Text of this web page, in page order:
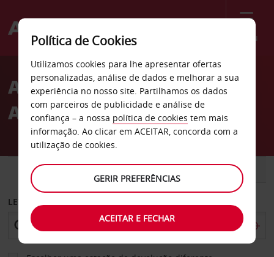
Menu
Welcome
AvisAluguer de carros
Aeroporto Tri-State
CARRO COMERCIAIS
LEVANTAR EM
Política de Cookies
Utilizamos cookies para lhe apresentar ofertas
personalizadas, análise de dados e melhorar a sua
experiência no nosso site. Partilhamos os dados
com parceiros de publicidade e análise de
confiança – a nossa política de cookies tem mais
informação. Ao clicar em ACEITAR, concorda com a
utilização de cookies.
GERIR PREFERÊNCIAS
ACEITAR E FECHAR